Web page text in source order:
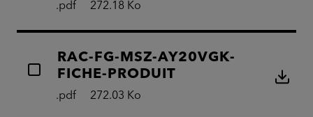
.pdf 272.18 Ko
RAC-FG-MSZ-AY20VGK-
FICHE-PRODUIT
.pdf 272.03 Ko